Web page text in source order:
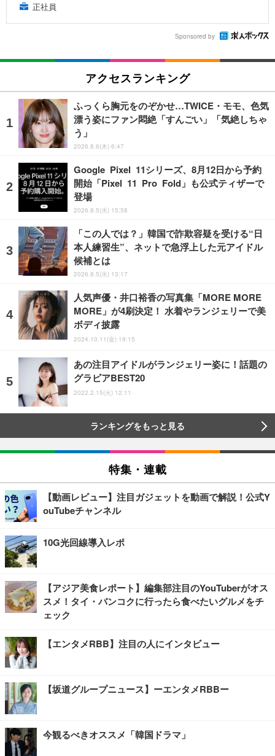
正社員
Sponsored by
アクセスランキング
ふっくら胸元をのぞかせ…TWICE・モモ、色気
漂う姿にファン悶絶「すんごい」「気絶しちゃ
う」
2026.8.6(木) 6:47
Google Pixel 11シリーズ、8月12日から予約
開始「Pixel 11 Pro Fold」も公式ティザーで
登場
2026.8.5(水) 15:58
「この人では？」韓国で詐欺容疑を受ける“日
本人練習生”、ネットで急浮上した元アイドル
候補とは
2026.8.5(水) 13:17
人気声優・井口裕香の写真集「MORE MORE
MORE」が4刷決定！ 水着やランジェリーで美
ボディ披露
2024.10.11(金) 19:15
あの注目アイドルがランジェリー姿に！話題の
グラビアBEST20
2022.2.15(火) 12:11
ランキングをもっと見る
特集・連載
【動画レビュー】注目ガジェットを動画で解説！公式Y
ouTubeチャンネル
10G光回線導入レポ
【アジア美食レポート】編集部注目のYouTuberがオス
スメ！タイ・バンコクに行ったら食べたいグルメをチ
ェック
【エンタメRBB】注目の人にインタビュー
【坂道グループニュース】ーエンタメRBBー
今観るべきオススメ「韓国ドラマ」